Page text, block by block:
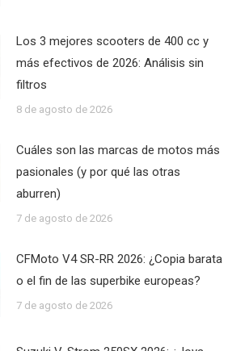
Los 3 mejores scooters de 400 cc y
más efectivos de 2026: Análisis sin
filtros
8 de agosto de 2026
Cuáles son las marcas de motos más
pasionales (y por qué las otras
aburren)
7 de agosto de 2026
CFMoto V4 SR-RR 2026: ¿Copia barata
o el fin de las superbike europeas?
7 de agosto de 2026